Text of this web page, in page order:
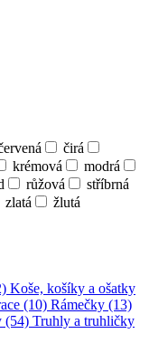
čirá
krémová
modrá
růžová
stříbrná
zlatá žlutá
Koše, košíky a ošatky
(10) Rámečky (13)
(54) Truhly a truhličky